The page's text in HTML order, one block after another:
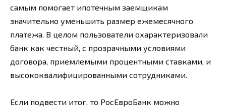
самым помогает ипотечным заемщикам
значительно уменьшить размер ежемесячного
платежа. В целом пользователи охарактеризовали
банк как честный, с прозрачными условиями
договора, приемлемыми процентными ставками, и
высококвалифицированными сотрудниками.
Если подвести итог, то РосЕвроБанк можно